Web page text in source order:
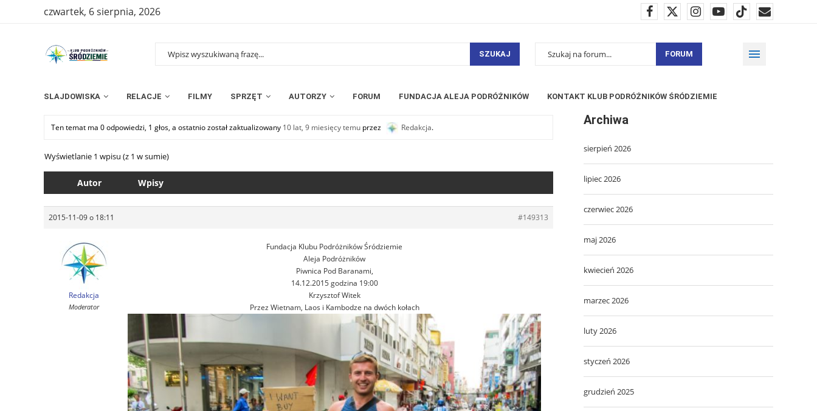
czwartek, 6 sierpnia, 2026
SZUKAJ FORUM
SLAJDOWISKA RELACJE FILMY SPRZĘT AUTORZY FORUM FUNDACJA ALEJA PODRÓŻNIKÓW KONTAKT KLUB PODRÓŻNIKÓW ŚRÓDZIEMIE
Ten temat ma 0 odpowiedzi, 1 głos, a ostatnio został zaktualizowany 10 lat, 9 miesięcy temu przez Redakcja.
Wyświetlanie 1 wpisu (z 1 w sumie)
Autor Wpisy
2015-11-09 o 18:11 #149313
Redakcja
Moderator
Fundacja Klubu Podróżników Śródziemie
Aleja Podróżników
Piwnica Pod Baranami,
14.12.2015 godzina 19:00
Krzysztof Witek
Przez Wietnam, Laos i Kambodze na dwóch kołach
Archiwa
sierpień 2026
lipiec 2026
czerwiec 2026
maj 2026
kwiecień 2026
marzec 2026
luty 2026
styczeń 2026
grudzień 2025